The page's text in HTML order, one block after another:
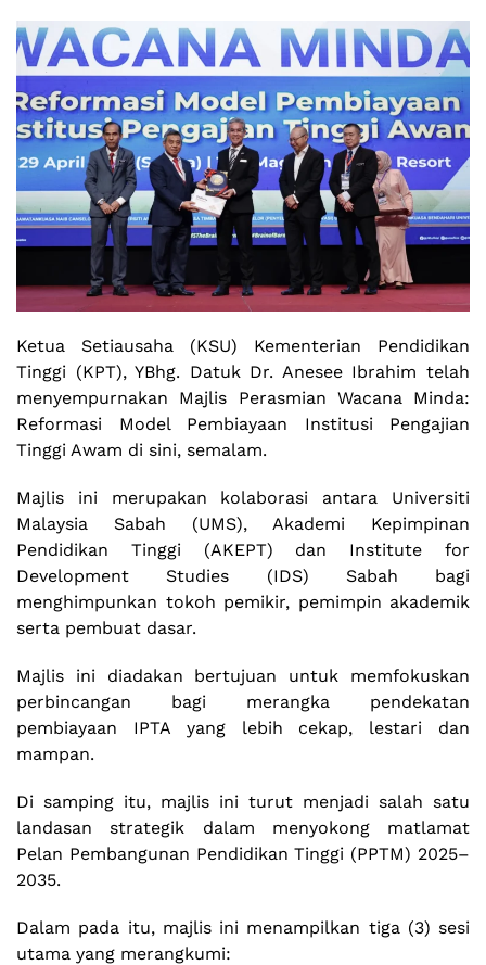
Ketua Setiausaha (KSU) Kementerian Pendidikan
Tinggi (KPT), YBhg. Datuk Dr. Anesee Ibrahim telah
menyempurnakan Majlis Perasmian Wacana Minda:
Reformasi Model Pembiayaan Institusi Pengajian
Tinggi Awam di sini, semalam.
Majlis ini merupakan kolaborasi antara Universiti
Malaysia Sabah (UMS), Akademi Kepimpinan
Pendidikan Tinggi (AKEPT) dan Institute for
Development Studies (IDS) Sabah bagi
menghimpunkan tokoh pemikir, pemimpin akademik
serta pembuat dasar.
Majlis ini diadakan bertujuan untuk memfokuskan
perbincangan bagi merangka pendekatan
pembiayaan IPTA yang lebih cekap, lestari dan
mampan.
Di samping itu, majlis ini turut menjadi salah satu
landasan strategik dalam menyokong matlamat
Pelan Pembangunan Pendidikan Tinggi (PPTM) 2025–
2035.
Dalam pada itu, majlis ini menampilkan tiga (3) sesi
utama yang merangkumi: